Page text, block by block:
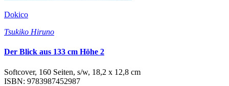
Dokico
Tsukiko Hiruno
Der Blick aus 133 cm Höhe 2
Softcover, 160 Seiten, s/w, 18,2 x 12,8 cm
ISBN: 9783987452987